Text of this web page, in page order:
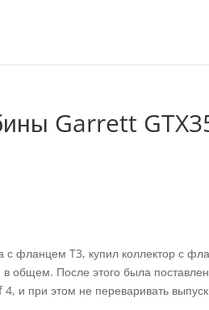
Garrett
с фланцем T3, купил коллектор с
После этого была
и при этом не переваривать